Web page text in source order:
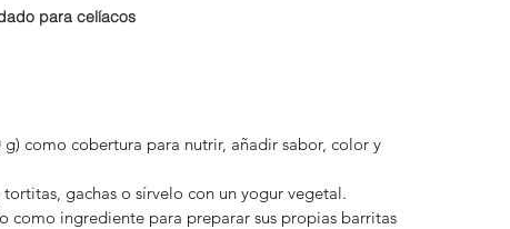
para celíacos
g) como cobertura para nutrir, añadir sabor, color y
gachas o sírvelo con un yogur vegetal.
como ingrediente para preparar sus propias barritas